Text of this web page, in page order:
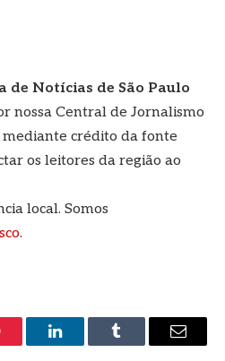
de Notícias de São Paulo
nossa Central de Jornalismo
crédito da fonte
os leitores da região ao
local. Somos
.
LinkedInTumblr
E-